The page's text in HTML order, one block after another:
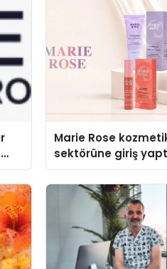
Marie Rose
sektörüne giriş